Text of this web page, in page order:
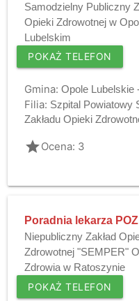
Samodzielny Publiczny
Opieki Zdrowotnej w
Lubelskim
POKAŻ TELEFON
Gmina: Opole Lubelskie
Filia: Szpital Powiatowy
Zakładu Opieki
gradeOcena: 3
Poradnia lekarza POZ
Niepubliczny Zakład
Zdrowotnej "SEMPER"
Zdrowia w Ratoszynie
POKAŻ TELEFON